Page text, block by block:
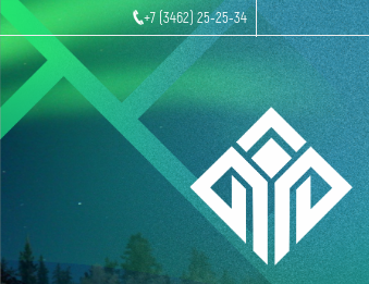
+7 (3462) 25-25-34